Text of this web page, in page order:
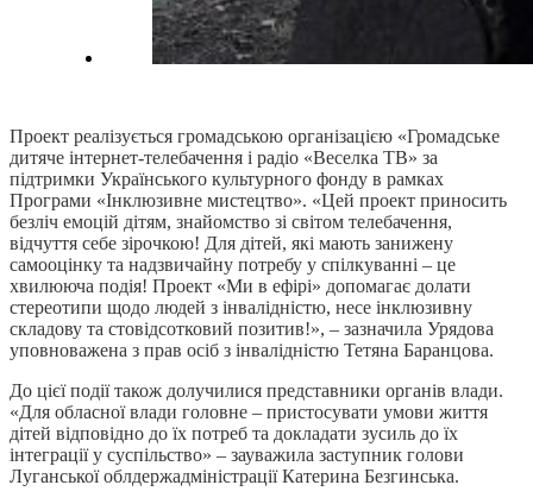
Проект реалізується громадською організацією «Громадське
дитяче інтернет-телебачення і радіо «Веселка TВ» за
підтримки Українського культурного фонду в рамках
Програми «Інклюзивне мистецтво». «Цей проект приносить
безліч емоцій дітям, знайомство зі світом телебачення,
відчуття себе зірочкою! Для дітей, які мають занижену
самооцінку та надзвичайну потребу у спілкуванні – це
хвилююча подія! Проект «Ми в ефірі» допомагає долати
стереотипи щодо людей з інвалідністю, несе інклюзивну
складову та стовідсотковий позитив!», – зазначила Урядова
уповноважена з прав осіб з інвалідністю Тетяна Баранцова.
До цієї події також долучилися представники органів влади.
«Для обласної влади головне – пристосувати умови життя
дітей відповідно до їх потреб та докладати зусиль до їх
інтеграції у суспільство» – зауважила заступник голови
Луганської облдержадміністрації Катерина Безгинська.